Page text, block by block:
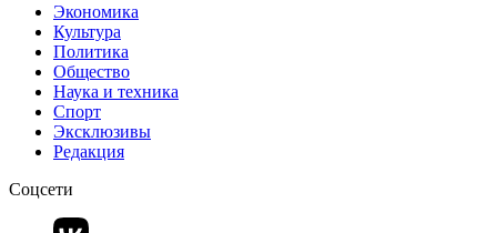
Экономика
Культура
Политика
Общество
Наука и техника
Спорт
Эксклюзивы
Редакция
Соцсети